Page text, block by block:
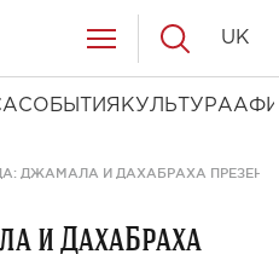
СОБЫТИЯ КУЛЬТУРА
UK
ДЖАМАЛА И ДАХАБРАХА
и ДахаБраха